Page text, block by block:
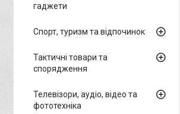
гаджети
Спорт, туризм та відпочинок
Тактичні товари та
спорядження
Телевізори, аудіо, відео та
фототехніка